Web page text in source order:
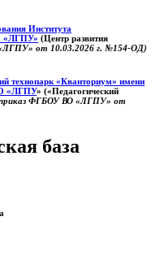
Института
«ЛГПУ» (Центр развития
от 10.03.2026 г. №154-ОД)
технопарк «Кванториум» имени
«ЛГПУ» («Педагогический
ФГБОУ ВО «ЛГПУ» от
база